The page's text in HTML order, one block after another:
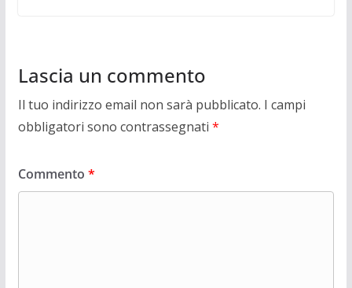
Lascia un commento
Il tuo indirizzo email non sarà pubblicato. I campi
obbligatori sono contrassegnati *
Commento *